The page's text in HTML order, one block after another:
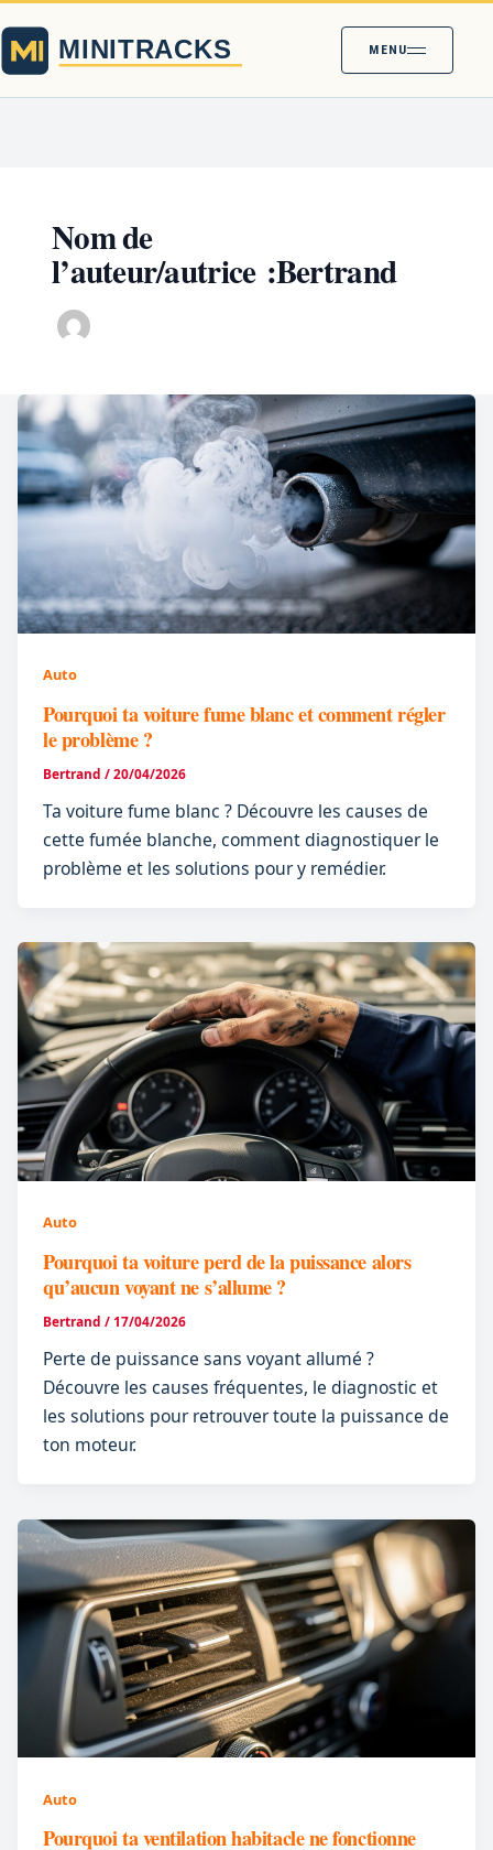
MENU
Nom de
l’auteur/autrice :Bertrand
Auto
Pourquoi ta voiture fume blanc et comment régler
le problème ?
Bertrand/20/04/2026
Ta voiture fume blanc ? Découvre les causes de
cette fumée blanche, comment diagnostiquer le
problème et les solutions pour y remédier.
Auto
Pourquoi ta voiture perd de la puissance alors
qu’aucun voyant ne s’allume ?
Bertrand/17/04/2026
Perte de puissance sans voyant allumé ?
Découvre les causes fréquentes, le diagnostic et
les solutions pour retrouver toute la puissance de
ton moteur.
Auto
Pourquoi ta ventilation habitacle ne fonctionne